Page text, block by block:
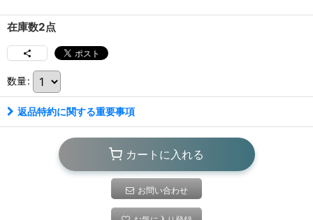
在庫数2点
数量:
返品特約に関する重要事項
カートに入れる
お問い合わせ